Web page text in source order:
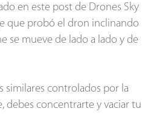
en este post de Drones Sky
que probó el dron inclinando
se mueve de lado a lado y de
similares controlados por la
debes concentrarte y vaciar tu